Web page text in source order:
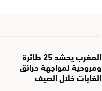
المغرب يحشد 25 طائرة
ومروحية لمواجهة حرائق
الغابات خلال الصيف